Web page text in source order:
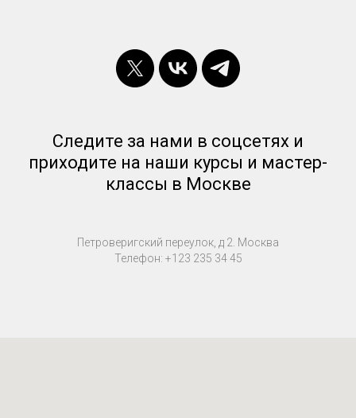
Следите за нами в соцсетях и
приходите на наши курсы и мастер-
классы в Москве
Петроверигский переулок, д 2. Москва
Телефон: +123 235 34 45